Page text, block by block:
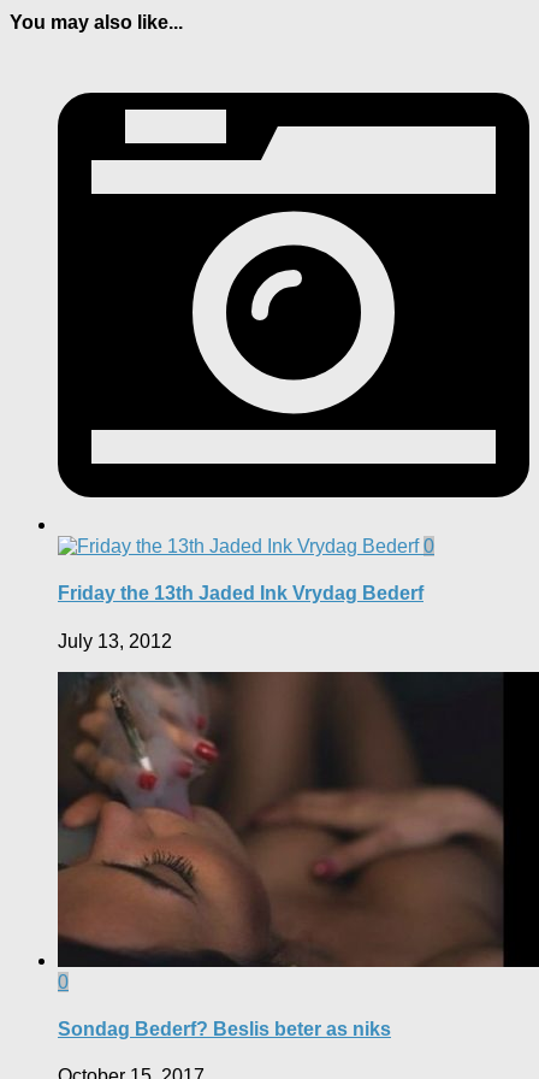
You may also like...
0
Friday the 13th Jaded Ink Vrydag Bederf
July 13, 2012
0
Sondag Bederf? Beslis beter as niks